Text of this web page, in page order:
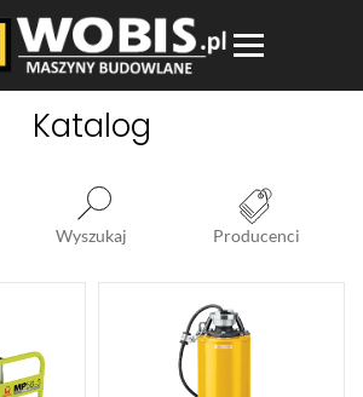
Katalog
Wyszukaj Producenci